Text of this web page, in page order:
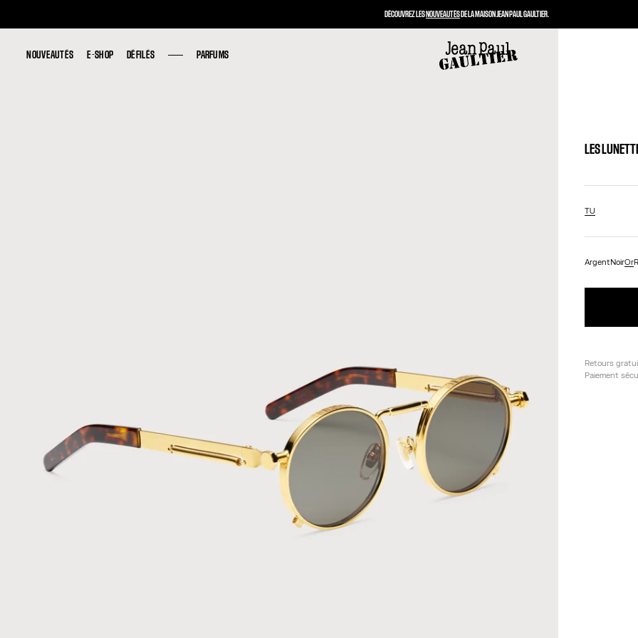
NOUVEAUTÉS E-SHOP DÉFILÉS PARFUMS
NOUVEAUTÉS E-SHOP DÉFILÉS PARFUMS
LES
TU
ArgentNoirOr
Retours
Paiement
DÉCOUVREZ LESNOUVEAUTÉSDE LA MAISON JEAN PAUL GAULTIER.